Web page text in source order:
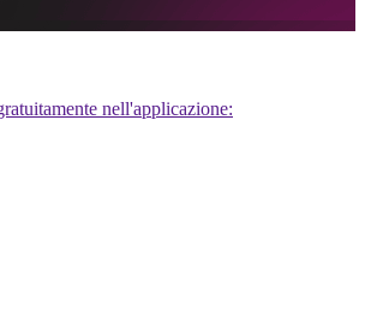
nell'applicazione: